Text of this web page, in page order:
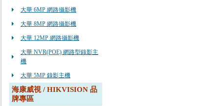
大華 6MP 網路攝影機
大華 8MP 網路攝影機
大華 12MP 網路攝影機
大華 NVR(POE) 網路型錄影主
機
大華 5MP 錄影主機
海康威視 / HIKVISION 品
牌專區